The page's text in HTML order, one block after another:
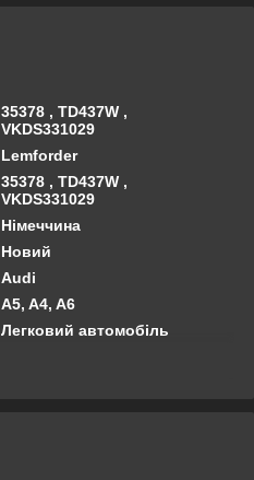
35378 , TD437W ,
VKDS331029
Lemforder
35378 , TD437W ,
VKDS331029
Німеччина
Новий
Audi
A5, A4, A6
Легковий автомобіль